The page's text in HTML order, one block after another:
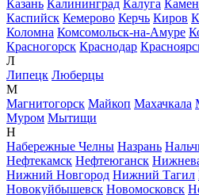
Казань Калининград Калуга
Каспийск Кемерово Керчь Киров
Коломна Комсомольск-на-Амуре
Красногорск Краснодар
Л
Липецк Люберцы
М
Магнитогорск Майкоп Махачкала
Муром Мытищи
Н
Набережные Челны Назрань
Нефтекамск Нефтеюганск
Нижний Новгород Нижний Тагил
Новокуйбышевск Новомосковск